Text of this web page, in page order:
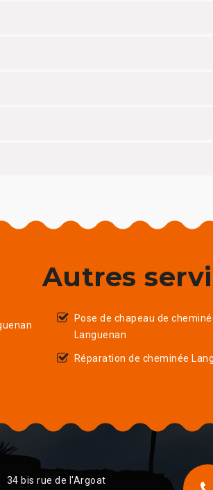
Autres
Pose de chapeau de
Languenan
Réparation de cheminée
34 bis rue de l'Argoat